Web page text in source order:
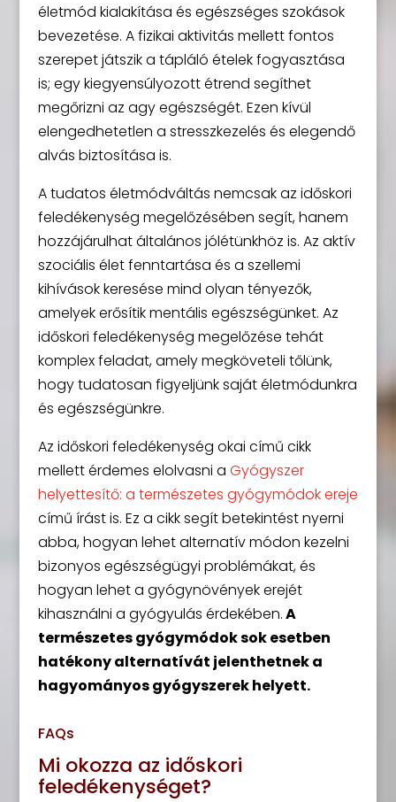
életmód kialakítása és egészséges szokások
bevezetése. A fizikai aktivitás mellett fontos
szerepet játszik a tápláló ételek fogyasztása
is; egy kiegyensúlyozott étrend segíthet
megőrizni az agy egészségét. Ezen kívül
elengedhetetlen a stresszkezelés és elegendő
alvás biztosítása is.
A tudatos életmódváltás nemcsak az időskori
feledékenység megelőzésében segít, hanem
hozzájárulhat általános jólétünkhöz is. Az aktív
szociális élet fenntartása és a szellemi
kihívások keresése mind olyan tényezők,
amelyek erősítik mentális egészségünket. Az
időskori feledékenység megelőzése tehát
komplex feladat, amely megköveteli tőlünk,
hogy tudatosan figyeljünk saját életmódunkra
és egészségünkre.
Az időskori feledékenység okai című cikk
mellett érdemes elolvasni a Gyógyszer
helyettesítő: a természetes gyógymódok ereje
című írást is. Ez a cikk segít betekintést nyerni
abba, hogyan lehet alternatív módon kezelni
bizonyos egészségügyi problémákat, és
hogyan lehet a gyógynövények erejét
kihasználni a gyógyulás érdekében.A
természetes gyógymódok sok esetben
hatékony alternatívát jelenthetnek a
hagyományos gyógyszerek helyett.
FAQs
Mi okozza az időskori
feledékenységet?